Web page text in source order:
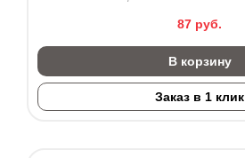
87 руб.
В корзину
Заказ в 1 клик